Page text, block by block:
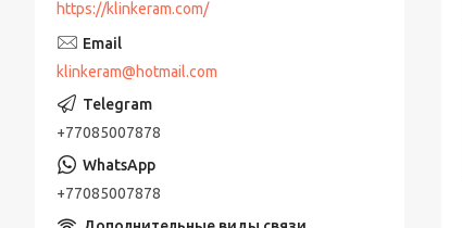
https://klinkeram.com/
klinkeram@hotmail.com
+77085007878
+77085007878